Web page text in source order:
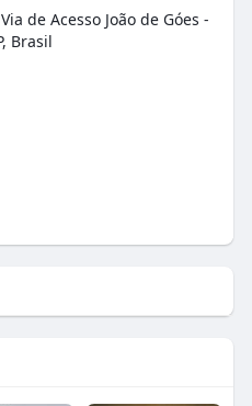
de Acesso João de Góes -
Brasil